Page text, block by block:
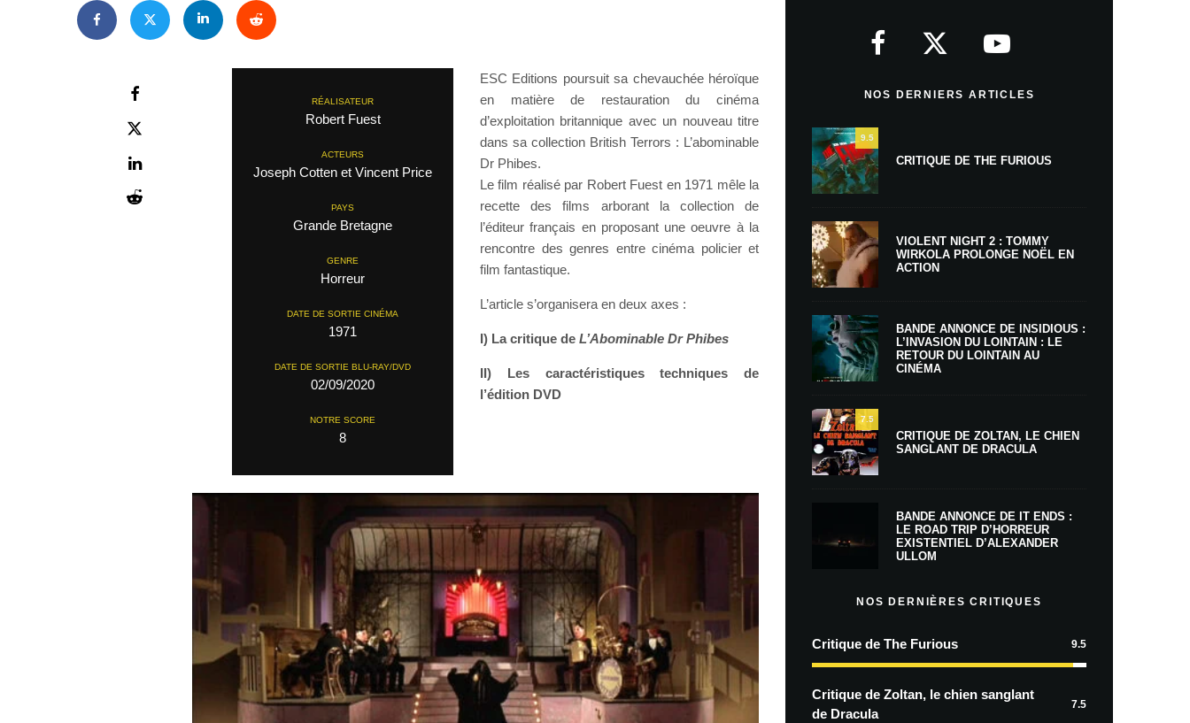
RÉALISATEUR
Robert Fuest
ACTEURS
Joseph Cotten et Vincent Price
PAYS
Grande Bretagne
GENRE
Horreur
DATE DE SORTIE CINÉMA
1971
DATE DE SORTIE BLU-RAY/DVD
02/09/2020
NOTRE SCORE
8
ESC Editions poursuit sa chevauchée héroïque
en matière de restauration du cinéma
d’exploitation britannique avec un nouveau titre
dans sa collection British Terrors : L’abominable
Dr Phibes.
Le film réalisé par Robert Fuest en 1971 mêle la
recette des films arborant la collection de
l’éditeur français en proposant une oeuvre à la
rencontre des genres entre cinéma policier et
film fantastique.
L’article s’organisera en deux axes :
I) La critique de L’Abominable Dr Phibes
II) Les caractéristiques techniques de
l’édition DVD
NOS DERNIERS ARTICLES
9.5
CRITIQUE DE THE FURIOUS
VIOLENT NIGHT 2 : TOMMY
WIRKOLA PROLONGE NOËL EN
ACTION
BANDE ANNONCE DE INSIDIOUS :
L’INVASION DU LOINTAIN : LE
RETOUR DU LOINTAIN AU
CINÉMA
7.5
CRITIQUE DE ZOLTAN, LE CHIEN
SANGLANT DE DRACULA
BANDE ANNONCE DE IT ENDS :
LE ROAD TRIP D’HORREUR
EXISTENTIEL D’ALEXANDER
ULLOM
NOS DERNIÈRES CRITIQUES
Critique de The Furious 9.5
Critique de Zoltan, le chien sanglant
de Dracula
7.5